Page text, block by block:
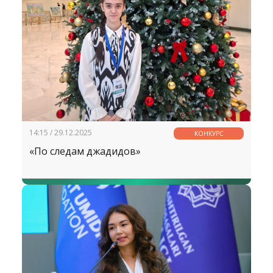
14:15 / 29.12.2025 КОНКУРС
«По следам джадидов»